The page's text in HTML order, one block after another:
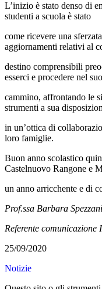
L’inizio è stato denso di
studenti a scuola è stato
come ricevere una
aggiornamenti relativi al
destino comprensibili
esserci e procedere nel suo
cammino, affrontando le
strumenti a sua
in un’ottica di
loro famiglie.
Buon anno scolastico
Castelnuovo Rangone e
un anno arricchente e di
Prof.ssa Barbara Spezzani
Referente
25/09/2020
Notizie